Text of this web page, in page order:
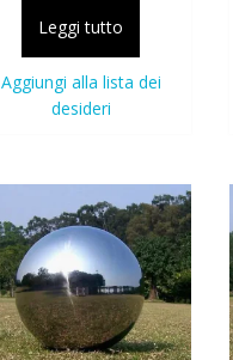
Leggi tutto
Aggiungi alla lista dei
desideri